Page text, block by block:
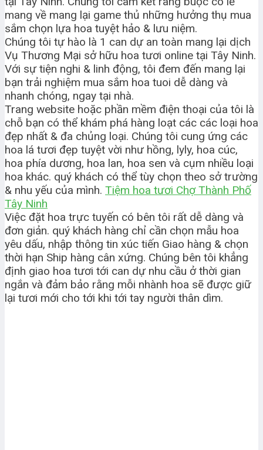
mang về mang lại game thủ những hưởng thụ mua
sắm chọn lựa hoa tuyệt hảo & lưu niệm.
Chúng tôi tự hào là 1 can dự an toàn mang lại dịch
Vụ Thương Mại sở hữu hoa tươi online tại Tây Ninh.
Với sự tiện nghi & linh động, tôi đem đến mang lại
bạn trải nghiệm mua sắm hoa tuoi dễ dàng và
nhanh chóng, ngay tại nhà.
Trang website hoặc phần mềm điện thoại của tôi là
chỗ bạn có thể khám phá hàng loạt các các loại hoa
đẹp nhất & đa chủng loại. Chúng tôi cung ứng các
hoa lá tươi đẹp tuyệt vời như hồng, lyly, hoa cúc,
hoa phía dương, hoa lan, hoa sen và cụm nhiều loại
hoa khác. quý khách có thể tùy chọn theo sở trường
& nhu yếu của mình. Tiệm hoa tươi Chợ Thành Phố
Tây Ninh
Việc đặt hoa trực tuyến có bên tôi rất dễ dàng và
đơn giản. quý khách hàng chỉ cần chọn mẫu hoa
yêu dấu, nhập thông tin xúc tiến Giao hàng & chọn
thời hạn Ship hàng cân xứng. Chúng bên tôi khẳng
định giao hoa tươi tới can dự nhu cầu ở thời gian
ngắn và đảm bảo rằng mỗi nhành hoa sẽ được giữ
lại tươi mới cho tới khi tới tay người thân dìm.